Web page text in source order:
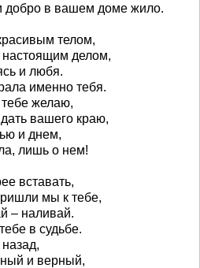
добро в вашем доме жило.
телом,
настоящим делом,
и любя.
именно тебя.
желаю,
вашего краю,
и днем,
лишь о нем!
вставать,
мы к тебе,
– наливай.
в судьбе.
и верный,